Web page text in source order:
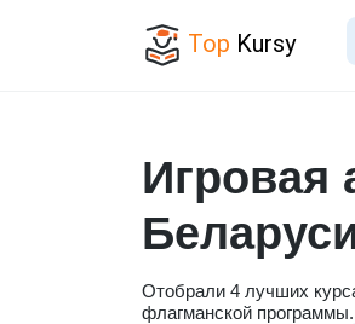
Top Kursy
Игровая
Отобрали 4 лучших
флагманской